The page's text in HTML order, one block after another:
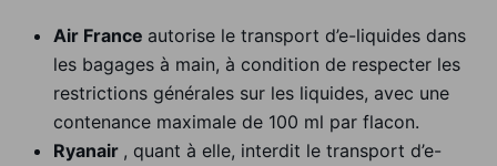
Air France autorise le transport d’e-liquides dans
les bagages à main, à condition de respecter les
restrictions générales sur les liquides, avec une
contenance maximale de 100 ml par flacon.
Ryanair , quant à elle, interdit le transport d’e-